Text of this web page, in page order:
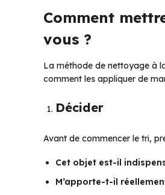
Comment
vous ?
La méthode de nettoyage à
comment les appliquer de
Décider
Avant de commencer le tri,
Cet objet est-il
M’apporte-t-il